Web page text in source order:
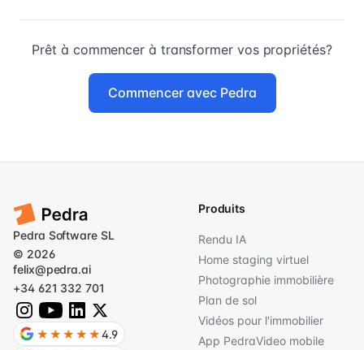
Prêt à commencer à transformer vos propriétés?
Commencer avec Pedra
Produits
Rendu IA
Home staging virtuel
Photographie immobilière
Plan de sol
Vidéos pour l'immobilier
App PedraVideo mobile
Pedra Software SL
© 2026
felix@pedra.ai
+34 621 332 701
★★★★★4.9